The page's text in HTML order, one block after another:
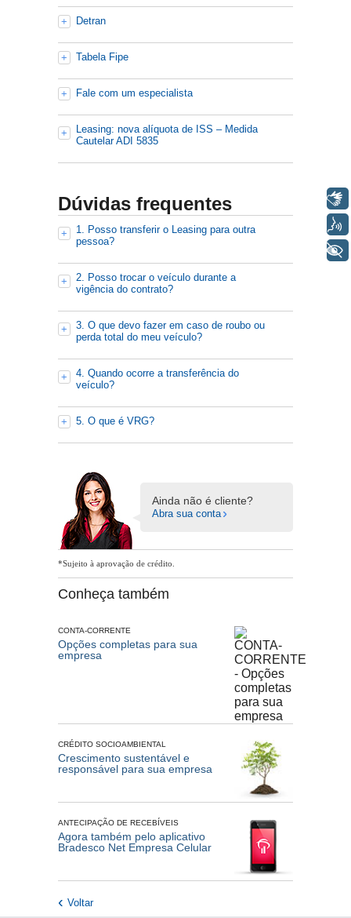
Detran
Tabela Fipe
Fale com um especialista
Leasing: nova alíquota de ISS – Medida
Cautelar ADI 5835
Dúvidas frequentes
1. Posso transferir o Leasing para outra
pessoa?
2. Posso trocar o veículo durante a
vigência do contrato?
3. O que devo fazer em caso de roubo ou
perda total do meu veículo?
4. Quando ocorre a transferência do
veículo?
5. O que é VRG?
Ainda não é cliente?
Abra sua conta
*Sujeito à aprovação de crédito.
Conheça também
CONTA-CORRENTE
Opções completas para sua
empresa
CRÉDITO SOCIOAMBIENTAL
Crescimento sustentável e
responsável para sua empresa
ANTECIPAÇÃO DE RECEBÍVEIS
Agora também pelo aplicativo
Bradesco Net Empresa Celular
Voltar